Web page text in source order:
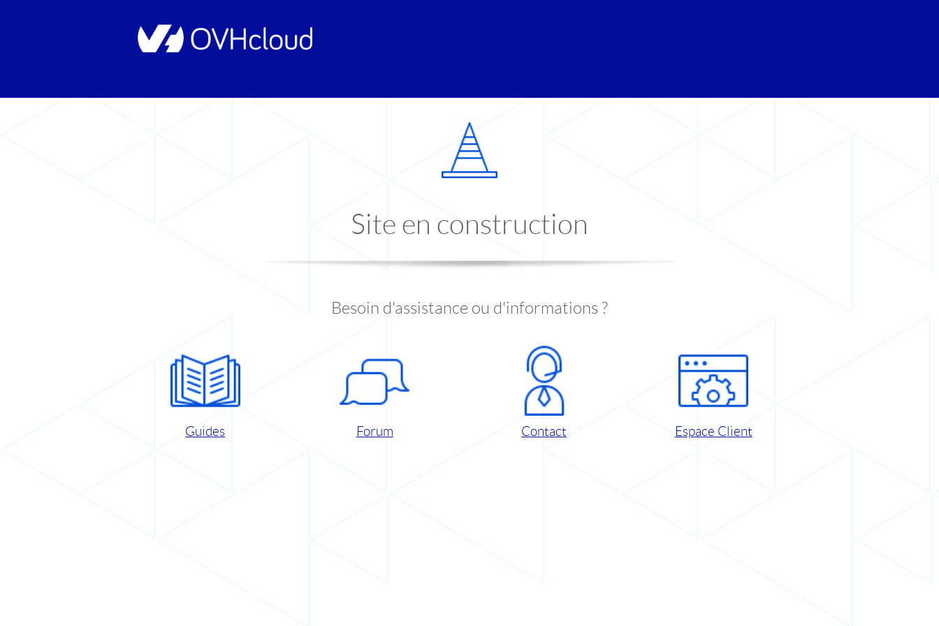
Site en construction
Besoin d'assistance ou d'informations ?
Guides Forum Contact Espace Client